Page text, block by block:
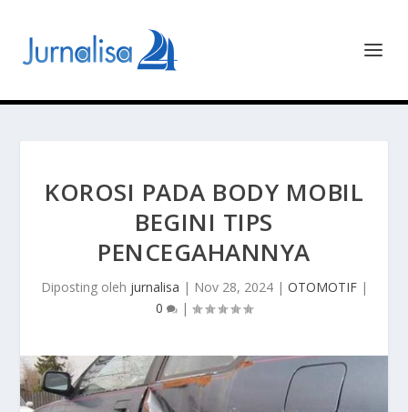
KOROSI PADA BODY MOBIL
BEGINI TIPS
PENCEGAHANNYA
Diposting oleh jurnalisa | Nov 28, 2024| OTOMOTIF|
0
|